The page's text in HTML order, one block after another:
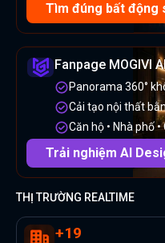
Tìm đúng bất động
Fanpage MOGIVI
Panorama 360°
Cải tạo nội thất
Căn hộ • Nhà phố
Trải nghiệm AI
THỊ TRƯỜNG REALTIME
+19